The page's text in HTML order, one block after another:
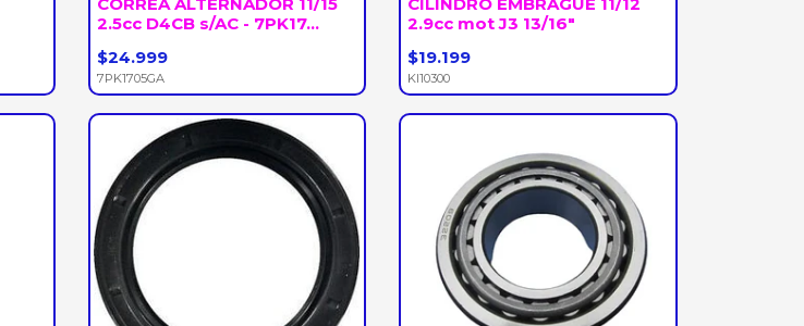
CORREA ALTERNADOR 11/15
2.5cc D4CB s/AC - 7PK17...
-
$24.999
7PK1705GA
CILINDRO EMBRAGUE 11/12
2.9cc mot J3 13/16"
-
$19.199
KI10300